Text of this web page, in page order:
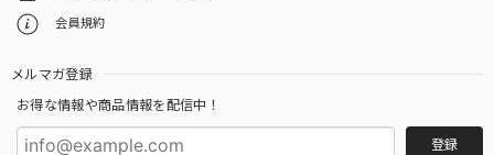
会員規約
メルマガ登録
お得な情報や商品情報を配信中！
登録